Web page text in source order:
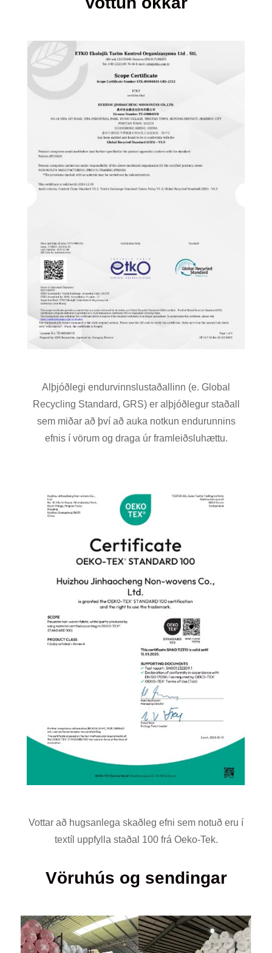
Alþjóðlegi endurvinnslustaðallinn (e. Global
Recycling Standard, GRS) er alþjóðlegur staðall
sem miðar að því að auka notkun endurunnins
efnis í vörum og draga úr framleiðsluhættu.
Vottar að hugsanlega skaðleg efni sem notuð eru í
textíl uppfylla staðal 100 frá Oeko-Tek.
Vöruhús og sendingar